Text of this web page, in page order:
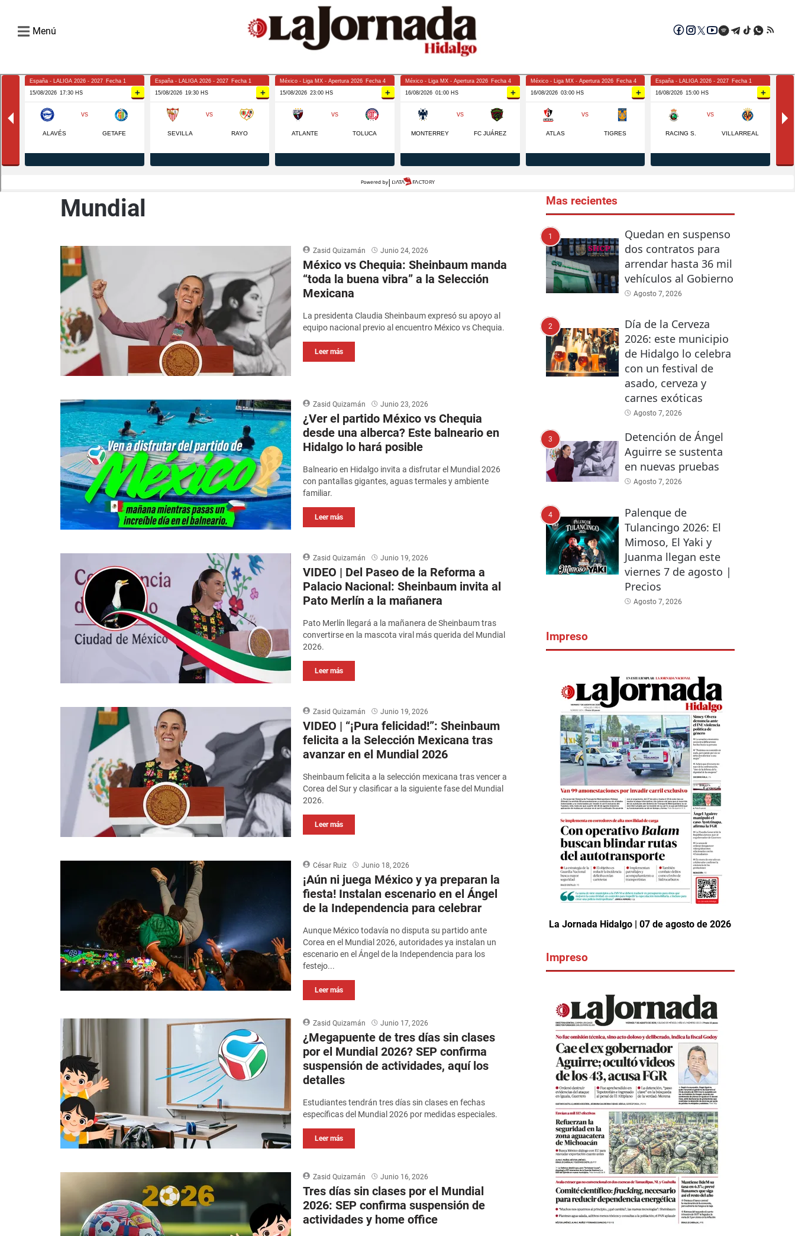
Menú
Mundial
Zasid Quizamán Junio 24, 2026
México vs Chequia: Sheinbaum manda
“toda la buena vibra” a la Selección
Mexicana
La presidenta Claudia Sheinbaum expresó su apoyo al
equipo nacional previo al encuentro México vs Chequia.
Leer más
Zasid Quizamán Junio 23, 2026
¿Ver el partido México vs Chequia
desde una alberca? Este balneario en
Hidalgo lo hará posible
Balneario en Hidalgo invita a disfrutar el Mundial 2026
con pantallas gigantes, aguas termales y ambiente
familiar.
Leer más
Zasid Quizamán Junio 19, 2026
VIDEO | Del Paseo de la Reforma a
Palacio Nacional: Sheinbaum invita al
Pato Merlín a la mañanera
Pato Merlín llegará a la mañanera de Sheinbaum tras
convertirse en la mascota viral más querida del Mundial
2026.
Leer más
Zasid Quizamán Junio 19, 2026
VIDEO | “¡Pura felicidad!”: Sheinbaum
felicita a la Selección Mexicana tras
avanzar en el Mundial 2026
Sheinbaum felicita a la selección mexicana tras vencer a
Corea del Sur y clasificar a la siguiente fase del Mundial
2026.
Leer más
César Ruiz Junio 18, 2026
¡Aún ni juega México y ya preparan la
fiesta! Instalan escenario en el Ángel
de la Independencia para celebrar
Aunque México todavía no disputa su partido ante
Corea en el Mundial 2026, autoridades ya instalan un
escenario en el Ángel de la Independencia para los
festejo...
Leer más
Zasid Quizamán Junio 17, 2026
¿Megapuente de tres días sin clases
por el Mundial 2026? SEP confirma
suspensión de actividades, aquí los
detalles
Estudiantes tendrán tres días sin clases en fechas
específicas del Mundial 2026 por medidas especiales.
Leer más
Zasid Quizamán Junio 16, 2026
Tres días sin clases por el Mundial
2026: SEP confirma suspensión de
actividades y home office
Mas recientes
1
Quedan en suspenso
dos contratos para
arrendar hasta 36 mil
vehículos al Gobierno
Agosto 7, 2026
2
Día de la Cerveza
2026: este municipio
de Hidalgo lo celebra
con un festival de
asado, cerveza y
carnes exóticas
Agosto 7, 2026
3
Detención de Ángel
Aguirre se sustenta
en nuevas pruebas
Agosto 7, 2026
4
Palenque de
Tulancingo 2026: El
Mimoso, El Yaki y
Juanma llegan este
viernes 7 de agosto |
Precios
Agosto 7, 2026
Impreso
La Jornada Hidalgo | 07 de agosto de 2026
Impreso